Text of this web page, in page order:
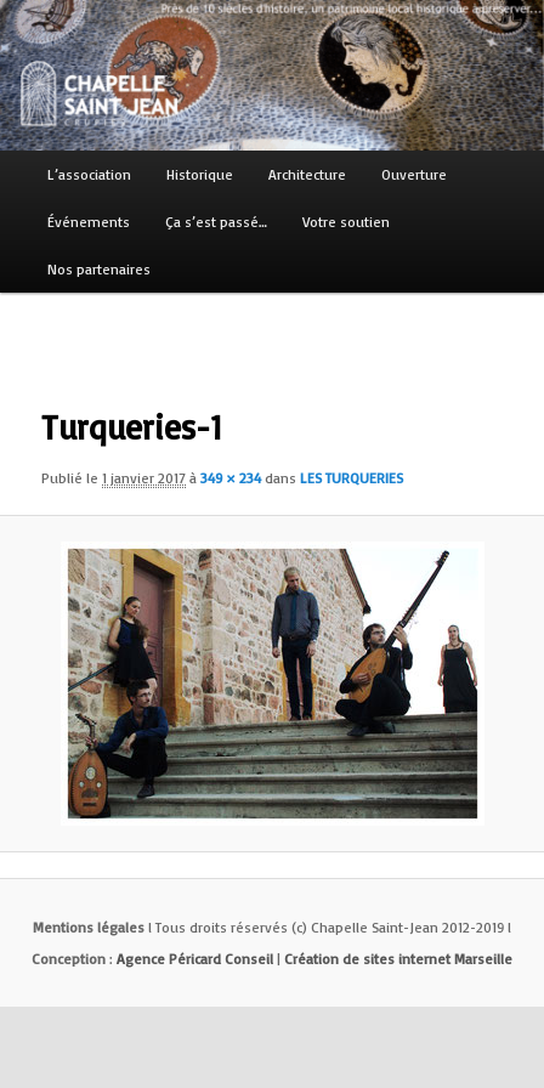
Aller
au
contenu
principalChapelle Saint Jean
Près de 10 siècles d'histoire, un patrimoine local historique à préserver…
L’association Historique Architecture Ouverture
Événements Ça s’est passé… Votre soutien
Nos partenaires
Turqueries-1
Publié le1 janvier 2017 à349 × 234dansLES TURQUERIES
Mentions légales l Tous droits réservés (c) Chapelle Saint-Jean 2012-2019 l
Conception : Agence Péricard Conseil | Création de sites internet Marseille